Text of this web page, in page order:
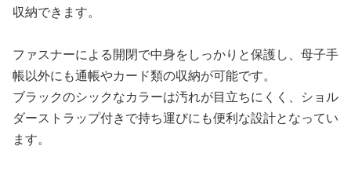
収納できます。
ファスナーによる開閉で中身をしっかりと保護し、母子手
帳以外にも通帳やカード類の収納が可能です。
ブラックのシックなカラーは汚れが目立ちにくく、ショル
ダーストラップ付きで持ち運びにも便利な設計となってい
ます。